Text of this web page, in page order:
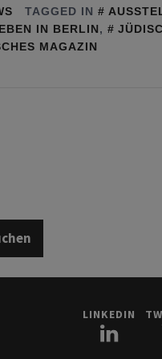
TAGGED IN
IN BERLIN,
MAGAZIN
LINKEDIN